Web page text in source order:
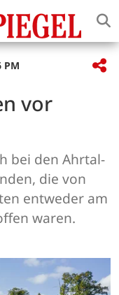
PM
vor
bei den Ahrtal-
die von
entweder am
waren.